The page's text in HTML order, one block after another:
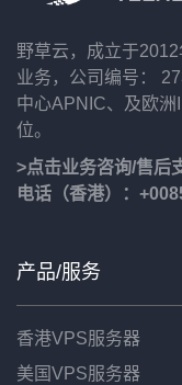
野草云，成立于
业务，公司编号：
中心APNIC、及欧
位。
>点击业务咨询/售后
电话（香港）：
产品/服务
香港VPS服务器
美国VPS服务器